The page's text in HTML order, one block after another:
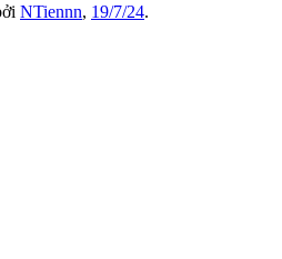
NTiennn, 19/7/24.